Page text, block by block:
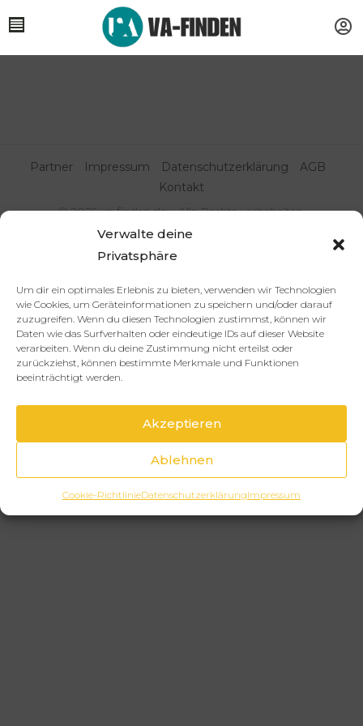
Verwalte deine
Privatsphäre
Um dir ein optimales Erlebnis zu bieten, verwenden wir Technologien
wie Cookies, um Geräteinformationen zu speichern und/oder darauf
zuzugreifen. Wenn du diesen Technologien zustimmst, können wir
Daten wie das Surfverhalten oder eindeutige IDs auf dieser Website
verarbeiten. Wenn du deine Zustimmung nicht erteilst oder
zurückziehst, können bestimmte Merkmale und Funktionen
beeinträchtigt werden.
Akzeptieren
Ablehnen
Cookie-RichtlinieDatenschutzerklärungImpressum
© 2025 va-finden.de – Alle Rechte vorbehalten.
Partner Impressum Datenschutzerklärung
AGB
Kontakt
Virtuelle Assistenz & Freelancer
finden | VA Expert:innenportal